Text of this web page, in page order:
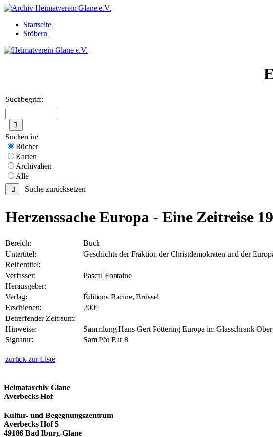
Startseite
Stöbern
Suchbegriff:
Suchen in:
Bücher
Karten
Archivalien
Alle
Suche zurücksetzen
Herzenssache Europa - Eine Zeitreise
Bereich:
Buch
Untertitel:
Geschichte der Fraktion der Christdemokraten und der
Reihentitel:
Verfasser:
Pascal Fontaine
Herausgeber:
Verlag:
Éditions Racine, Brüssel
Erschienen:
2009
Betreffender Zeitraum:
Hinweise:
Sammlung Hans-Gert Pöttering Europa im Glasschrank
Signatur:
Sam Pöt Eur 8
zurück zur Liste
Heimatarchiv Glane
Averbecks Hof
Kultur- und Begegnungszentrum
Averbecks Hof 5
49186 Bad Iburg-Glane